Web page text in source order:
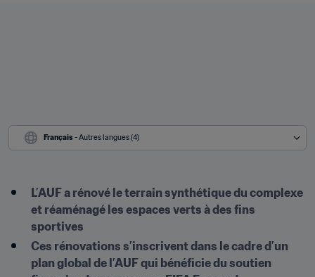
Français - Autres langues (4)
L’AUF a rénové le terrain synthétique du complexe
et réaménagé les espaces verts à des fins
sportives
Ces rénovations s’inscrivent dans le cadre d’un
plan global de l’AUF qui bénéficie du soutien